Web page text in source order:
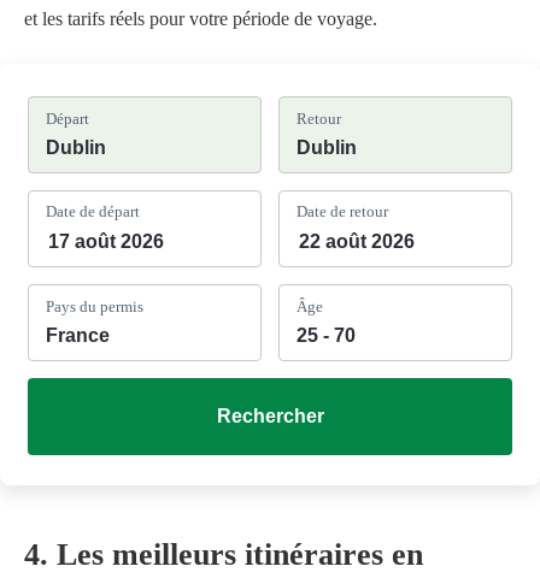
et les tarifs réels pour votre période de voyage.
Pays du permis Âge
Départ Retour
Date de départ Date de retour
Rechercher
4. Les meilleurs itinéraires en